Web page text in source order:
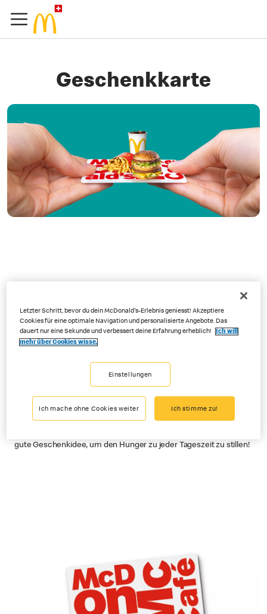
Geschenkkarte
Hast du Lust, deinen Liebsten
eine Freude zu machen?
Entdecke die McDonald’s®
Geschenkkarte.
Für deinen Chef, deine Schwester, deine Freundin, deinen Mann,
deine Kinder, deine Eltern oder deine Grosseltern: Die
gute Geschenkidee, um den Hunger zu jeder Tageszeit zu stillen!
Letzter Schritt, bevor du dein McDonald's-Erlebnis geniesst! Akzeptiere
Cookies für eine optimale Navigation und personalisierte Angebote. Das
dauert nur eine Sekunde und verbessert deine Erfahrung erheblich!
Ich will
mehr über Cookies wisse.
Einstellungen
Ich mache ohne Cookies weiter Ich stimme zu!